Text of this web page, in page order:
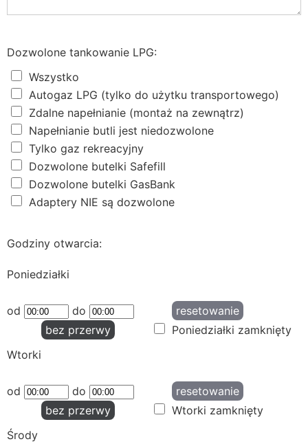
Dozwolone tankowanie LPG:
Wszystko
Autogaz LPG (tylko do użytku transportowego)
Zdalne napełnianie (montaż na zewnątrz)
Napełnianie butli jest niedozwolone
Tylko gaz rekreacyjny
Dozwolone butelki Safefill
Dozwolone butelki GasBank
Adaptery NIE są dozwolone
Godziny otwarcia:
Poniedziałki
od do
resetowanie
bez przerwy
Poniedziałki zamknięty
Wtorki
od do
resetowanie
bez przerwy
Wtorki zamknięty
Środy